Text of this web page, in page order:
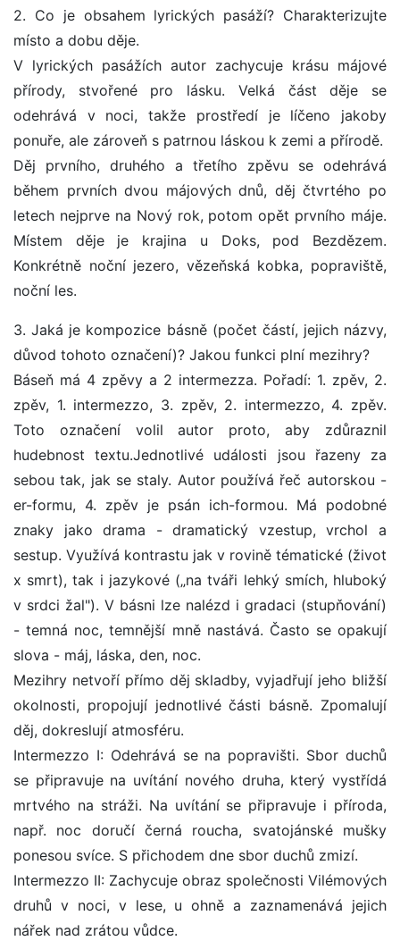
2. Co je obsahem lyrických pasáží? Charakterizujte
místo a dobu děje.
V lyrických pasážích autor zachycuje krásu májové
přírody, stvořené pro lásku. Velká část děje se
odehrává v noci, takže prostředí je líčeno jakoby
ponuře, ale zároveň s patrnou láskou k zemi a přírodě.
Děj prvního, druhého a třetího zpěvu se odehrává
během prvních dvou májových dnů, děj čtvrtého po
letech nejprve na Nový rok, potom opět prvního máje.
Místem děje je krajina u Doks, pod Bezdězem.
Konkrétně noční jezero, vězeňská kobka, popraviště,
noční les.
3. Jaká je kompozice básně (počet částí, jejich názvy,
důvod tohoto označení)? Jakou funkci plní mezihry?
Báseň má 4 zpěvy a 2 intermezza. Pořadí: 1. zpěv, 2.
zpěv, 1. intermezzo, 3. zpěv, 2. intermezzo, 4. zpěv.
Toto označení volil autor proto, aby zdůraznil
hudebnost textu.Jednotlivé události jsou řazeny za
sebou tak, jak se staly. Autor používá řeč autorskou -
er-formu, 4. zpěv je psán ich-formou. Má podobné
znaky jako drama - dramatický vzestup, vrchol a
sestup. Využívá kontrastu jak v rovině tématické (život
x smrt), tak i jazykové („na tváři lehký smích, hluboký
v srdci žal"). V básni lze nalézd i gradaci (stupňování)
- temná noc, temnější mně nastává. Často se opakují
slova - máj, láska, den, noc.
Mezihry netvoří přímo děj skladby, vyjadřují jeho bližší
okolnosti, propojují jednotlivé části básně. Zpomalují
děj, dokreslují atmosféru.
Intermezzo I: Odehrává se na popravišti. Sbor duchů
se připravuje na uvítání nového druha, který vystřídá
mrtvého na stráži. Na uvítání se připravuje i příroda,
např. noc doručí černá roucha, svatojánské mušky
ponesou svíce. S přichodem dne sbor duchů zmizí.
Intermezzo II: Zachycuje obraz společnosti Vilémových
druhů v noci, v lese, u ohně a zaznamenává jejich
nářek nad zrátou vůdce.